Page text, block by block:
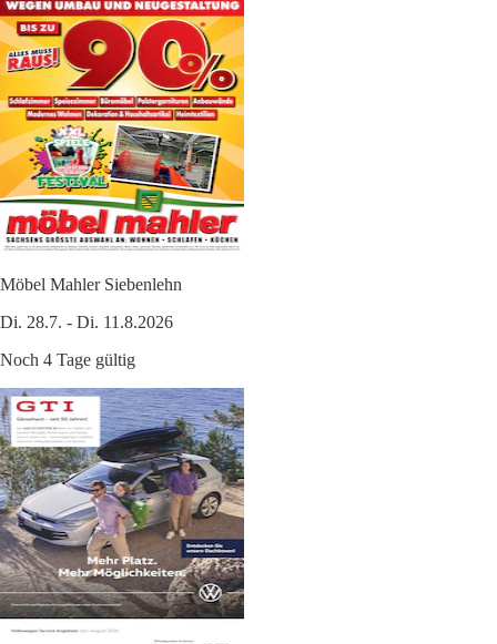
Möbel Mahler Siebenlehn
Di. 28.7. - Di. 11.8.2026
Noch 4 Tage gültig